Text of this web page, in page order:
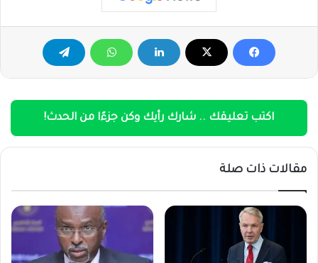
اكتب تعليقك .. شارك رأيك وكن جزءًا من الحدث!
مقالات ذات صلة